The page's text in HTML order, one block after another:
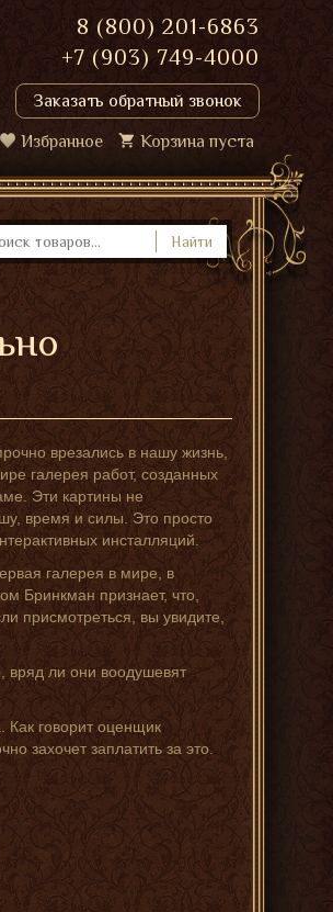
8 (800) 201-6863
+7 (903) 749-4000
Заказать обратный звонок
Избранное Корзина пуста
Найти
врезались в нашу жизнь,
галерея работ, созданных
Эти картины не
время и силы. Это просто
инсталляций.
галерея в мире, в
Бринкман признает, что,
присмотреться, вы увидите,
вряд ли они воодушевят
Как говорит оценщик
захочет заплатить за это.